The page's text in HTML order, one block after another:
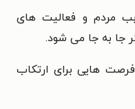
مردم و فعالیت های
جا به جا می شود.
هایی برای ارتکاب